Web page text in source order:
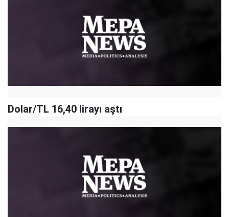
Dolar/TL 16,40 lirayı aştı